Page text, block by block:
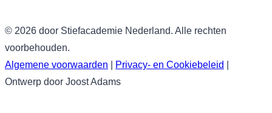
© 2026 door Stiefacademie Nederland. Alle rechten
voorbehouden.
Algemene voorwaarden
Privacy- en Cookiebeleid
Ontwerp door Joost Adams